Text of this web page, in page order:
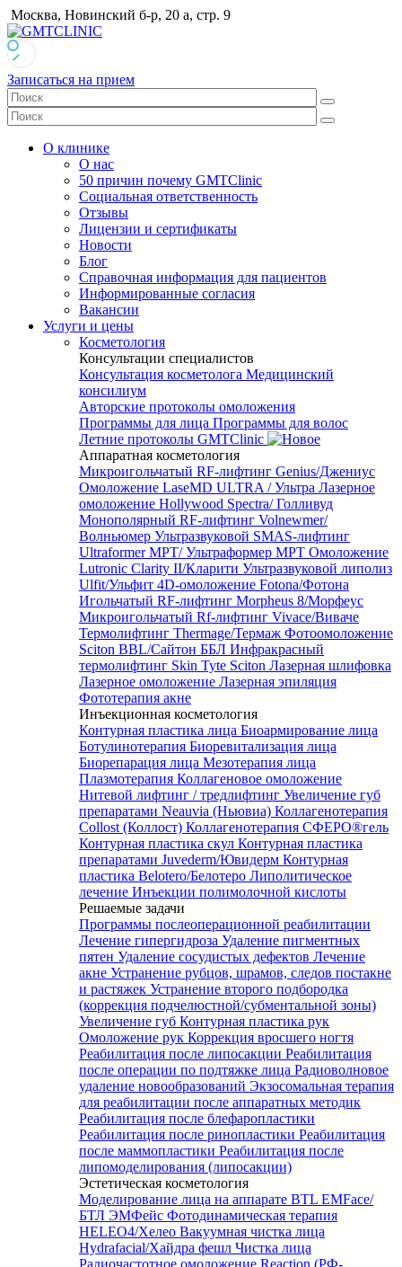
Москва, Новинский б-р, 20 а, стр. 9
Записаться на прием
О клинике
О нас
50 причин почему GMTClinic
Социальная ответственность
Отзывы
Лицензии и сертификаты
Новости
Блог
Справочная информация для пациентов
Информированные согласия
Вакансии
Услуги и цены
Косметология
Консультации специалистов
Консультация косметолога Медицинский
консилиум
Авторские протоколы омоложения
Программы для лица Программы для волос
Летние протоколы GMTClinic
Аппаратная косметология
Микроигольчатый RF-лифтинг Genius/Джениус
Омоложение LaseMD ULTRA / Ультра Лазерное
омоложение Hollywood Spectra/ Голливуд
Монополярный RF-лифтинг Volnewmer/
Волньюмер Ультразвуковой SMAS-лифтинг
Ultraformer MPT/ Ультраформер MPT Омоложение
Lutronic Clarity II/Кларити Ультразвуковой липолиз
Ulfit/Ульфит 4D-омоложение Fotona/Фотона
Игольчатый RF-лифтинг Morpheus 8/Морфеус
Микроигольчатый Rf-лифтинг Vivace/Виваче
Термолифтинг Thermage/Термаж Фотоомоложение
Sciton BBL/Сайтон ББЛ Инфракрасный
термолифтинг Skin Tyte Sciton Лазерная шлифовка
Лазерное омоложение Лазерная эпиляция
Фототерапия акне
Инъекционная косметология
Контурная пластика лица Биоармирование лица
Ботулинотерапия Биоревитализация лица
Биорепарация лица Мезотерапия лица
Плазмотерапия Коллагеновое омоложение
Нитевой лифтинг / тредлифтинг Увеличение губ
препаратами Neauvia (Ньювиа) Коллагенотерапия
Collost (Коллост) Коллагенотерапия СФЕРО®гель
Контурная пластика скул Контурная пластика
препаратами Juvederm/Ювидерм Контурная
пластика Belotero/Белотеро Липолитическое
лечение Инъекции полимолочной кислоты
Решаемые задачи
Программы послеоперационной реабилитации
Лечение гипергидроза Удаление пигментных
пятен Удаление сосудистых дефектов Лечение
акне Устранение рубцов, шрамов, следов постакне
и растяжек Устранение второго подбородка
(коррекция подчелюстной/субментальной зоны)
Увеличение губ Контурная пластика рук
Омоложение рук Коррекция вросшего ногтя
Реабилитация после липосакции Реабилитация
после операции по подтяжке лица Радиоволновое
удаление новообразований Экзосомальная терапия
для реабилитации после аппаратных методик
Реабилитация после блефаропластики
Реабилитация после ринопластики Реабилитация
после маммопластики Реабилитация после
липомоделирования (липосакции)
Эстетическая косметология
Моделирование лица на аппарате BTL EMFace/
БТЛ ЭМФейс Фотодинамическая терапия
HELEO4/Хелео Вакуумная чистка лица
Hydrafacial/Хайдра фешл Чистка лица
Радиочастотное омоложение Reaction (РФ-